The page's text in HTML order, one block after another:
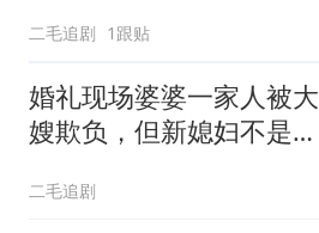
二毛追剧 1跟贴
婚礼现场婆婆一家人被大
嫂欺负，但新媳妇不是好
二毛追剧